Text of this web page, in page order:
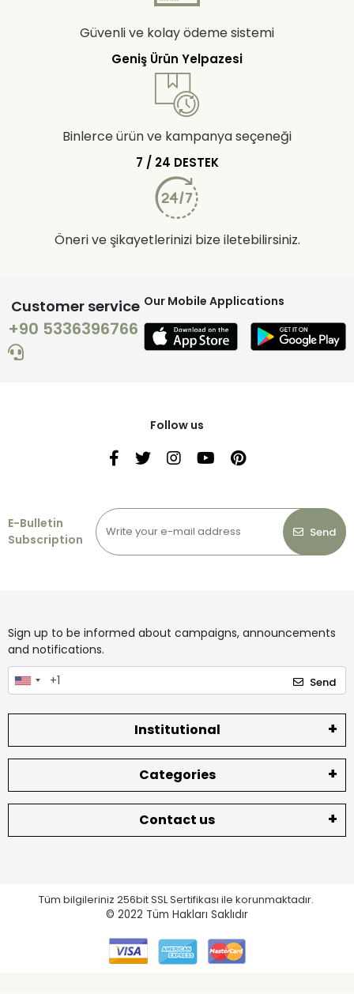
Güvenli ve kolay ödeme sistemi
Geniş Ürün Yelpazesi
Binlerce ürün ve kampanya seçeneği
7 / 24 DESTEK
Öneri ve şikayetlerinizi bize iletebilirsiniz.
Customer service
+90 5336396766
Our Mobile Applications
Follow us
E-Bulletin
Subscription
Send
Sign up to be informed about campaigns, announcements
and notifications.
Send
Institutional
Categories
Contact us
Tüm bilgileriniz 256bit SSL Sertifikası ile korunmaktadır.
© 2022 Tüm Hakları Saklıdır